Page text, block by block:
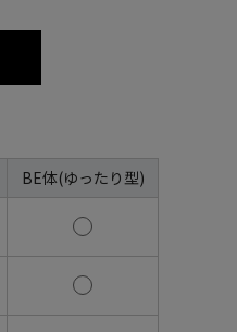
BE体(ゆったり型)